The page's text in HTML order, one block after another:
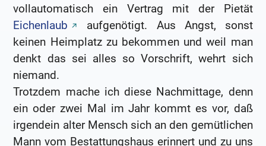
vollautomatisch ein Vertrag mit der Pietät
Eichenlaub
aufgenötigt. Aus Angst, sonst
keinen Heimplatz zu bekommen und weil man
denkt das sei alles so Vorschrift, wehrt sich
niemand.
Trotzdem mache ich diese Nachmittage, denn
ein oder zwei Mal im Jahr kommt es vor, daß
irgendein alter Mensch sich an den gemütlichen
Mann vom Bestattungshaus erinnert und zu uns